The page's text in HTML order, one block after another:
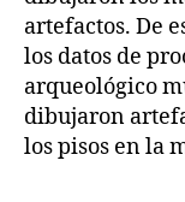
artefactos. De
los datos de
arqueológico
dibujaron
los pisos en la